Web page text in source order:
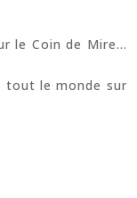
le Coin de Mire…
tout le monde sur